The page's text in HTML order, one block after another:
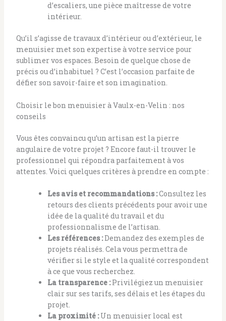
d’escaliers, une pièce maîtresse de votre
intérieur.
Qu’il s’agisse de travaux d’intérieur ou d’extérieur, le
menuisier met son expertise à votre service pour
sublimer vos espaces. Besoin de quelque chose de
précis ou d’inhabituel ? C’est l’occasion parfaite de
défier son savoir-faire et son imagination.
Choisir le bon menuisier à Vaulx-en-Velin : nos
conseils
Vous êtes convaincu qu’un artisan est la pierre
angulaire de votre projet ? Encore faut-il trouver le
professionnel qui répondra parfaitement à vos
attentes. Voici quelques critères à prendre en compte :
Les avis et recommandations :Consultez les
retours des clients précédents pour avoir une
idée de la qualité du travail et du
professionnalisme de l’artisan.
Les références :Demandez des exemples de
projets réalisés. Cela vous permettra de
vérifier si le style et la qualité correspondent
à ce que vous recherchez.
La transparence :Privilégiez un menuisier
clair sur ses tarifs, ses délais et les étapes du
projet.
La proximité :Un menuisier local est